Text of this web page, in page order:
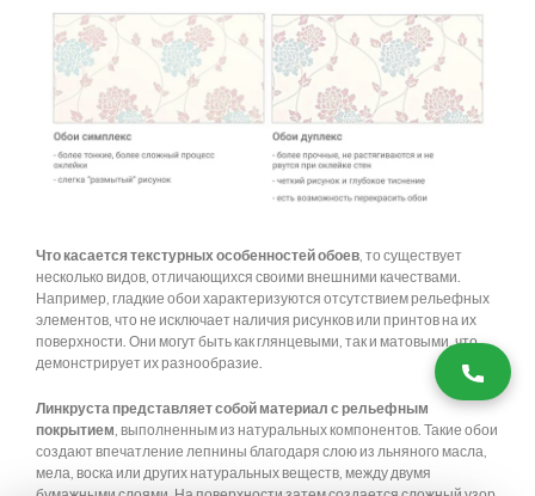
Что касается текстурных особенностей обоев, то существует
несколько видов, отличающихся своими внешними качествами.
Например, гладкие обои характеризуются отсутствием рельефных
элементов, что не исключает наличия рисунков или принтов на их
поверхности. Они могут быть как глянцевыми, так и матовыми, что
демонстрирует их разнообразие.
Линкруста представляет собой материал с рельефным
покрытием, выполненным из натуральных компонентов. Такие обои
создают впечатление лепнины благодаря слою из льняного масла,
мела, воска или других натуральных веществ, между двумя